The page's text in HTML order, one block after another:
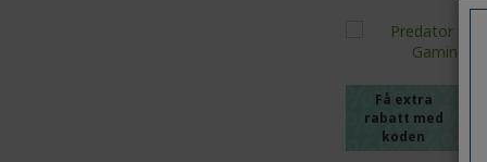
Få extra
rabatt med
koden